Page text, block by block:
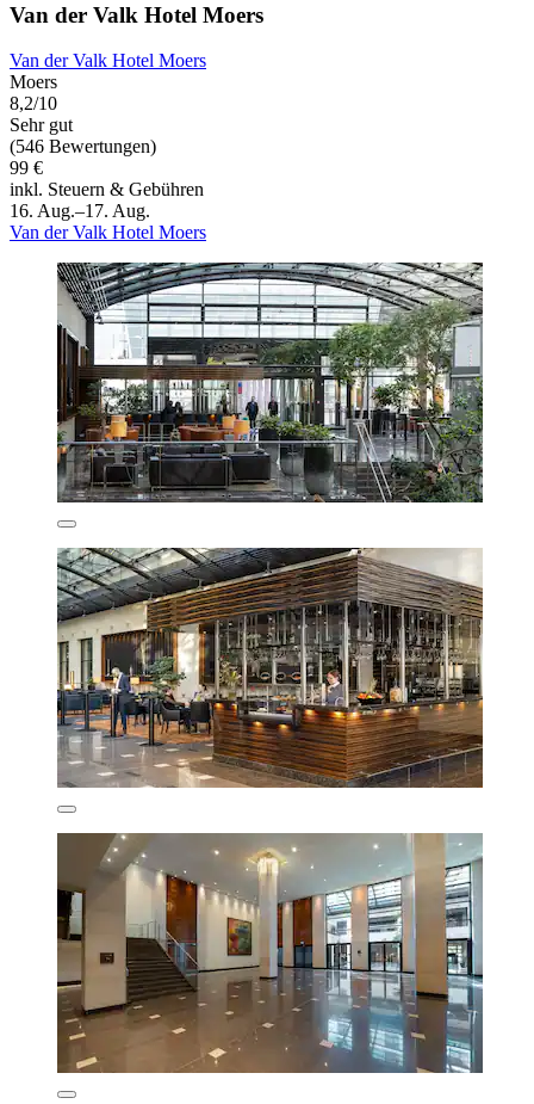
Van der Valk Hotel Moers
Van der Valk Hotel Moers
Moers
8,2/10
Sehr gut
(546 Bewertungen)
99 €
inkl. Steuern & Gebühren
16. Aug.–17. Aug.
Van der Valk Hotel Moers